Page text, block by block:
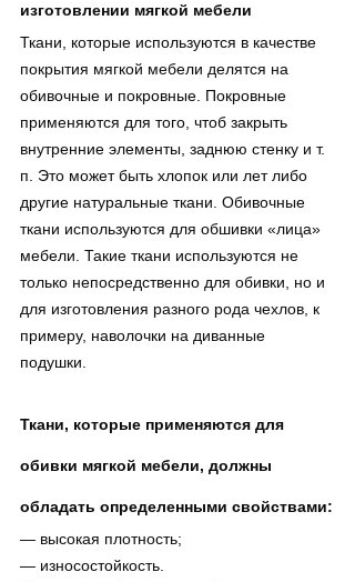
изготовлении мягкой мебели
Ткани, которые используются в качестве
покрытия мягкой мебели делятся на
обивочные и покровные. Покровные
применяются для того, чтоб закрыть
внутренние элементы, заднюю стенку и т.
п. Это может быть хлопок или лет либо
другие натуральные ткани. Обивочные
ткани используются для обшивки «лица»
мебели. Такие ткани используются не
только непосредственно для обивки, но и
для изготовления разного рода чехлов, к
примеру, наволочки на диванные
подушки.
Ткани, которые применяются для
обивки мягкой мебели, должны
обладать определенными свойствами:
— высокая плотность;
— износостойкость.